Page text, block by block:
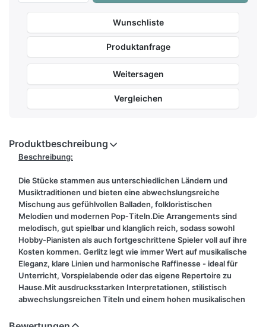
Wunschliste
Produktanfrage
Weitersagen
Vergleichen
Produktbeschreibung
Beschreibung:
Die Stücke stammen aus unterschiedlichen Ländern und
Musiktraditionen und bieten eine abwechslungsreiche
Mischung aus gefühlvollen Balladen, folkloristischen
Melodien und modernen Pop‑Titeln.Die Arrangements sind
melodisch, gut spielbar und klanglich reich, sodass sowohl
Hobby‑Pianisten als auch fortgeschrittene Spieler voll auf ihre
Kosten kommen. Gerlitz legt wie immer Wert auf musikalische
Eleganz, klare Linien und harmonische Raffinesse - ideal für
Unterricht, Vorspielabende oder das eigene Repertoire zu
Hause.Mitausdrucksstarken Interpretationen, stilistisch
abwechslungsreichen Titeln und einem hohen musikalischen
und ein echtes Highlight für alle, die gerne Songs aus aller